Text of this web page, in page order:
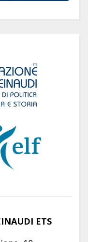
ETS